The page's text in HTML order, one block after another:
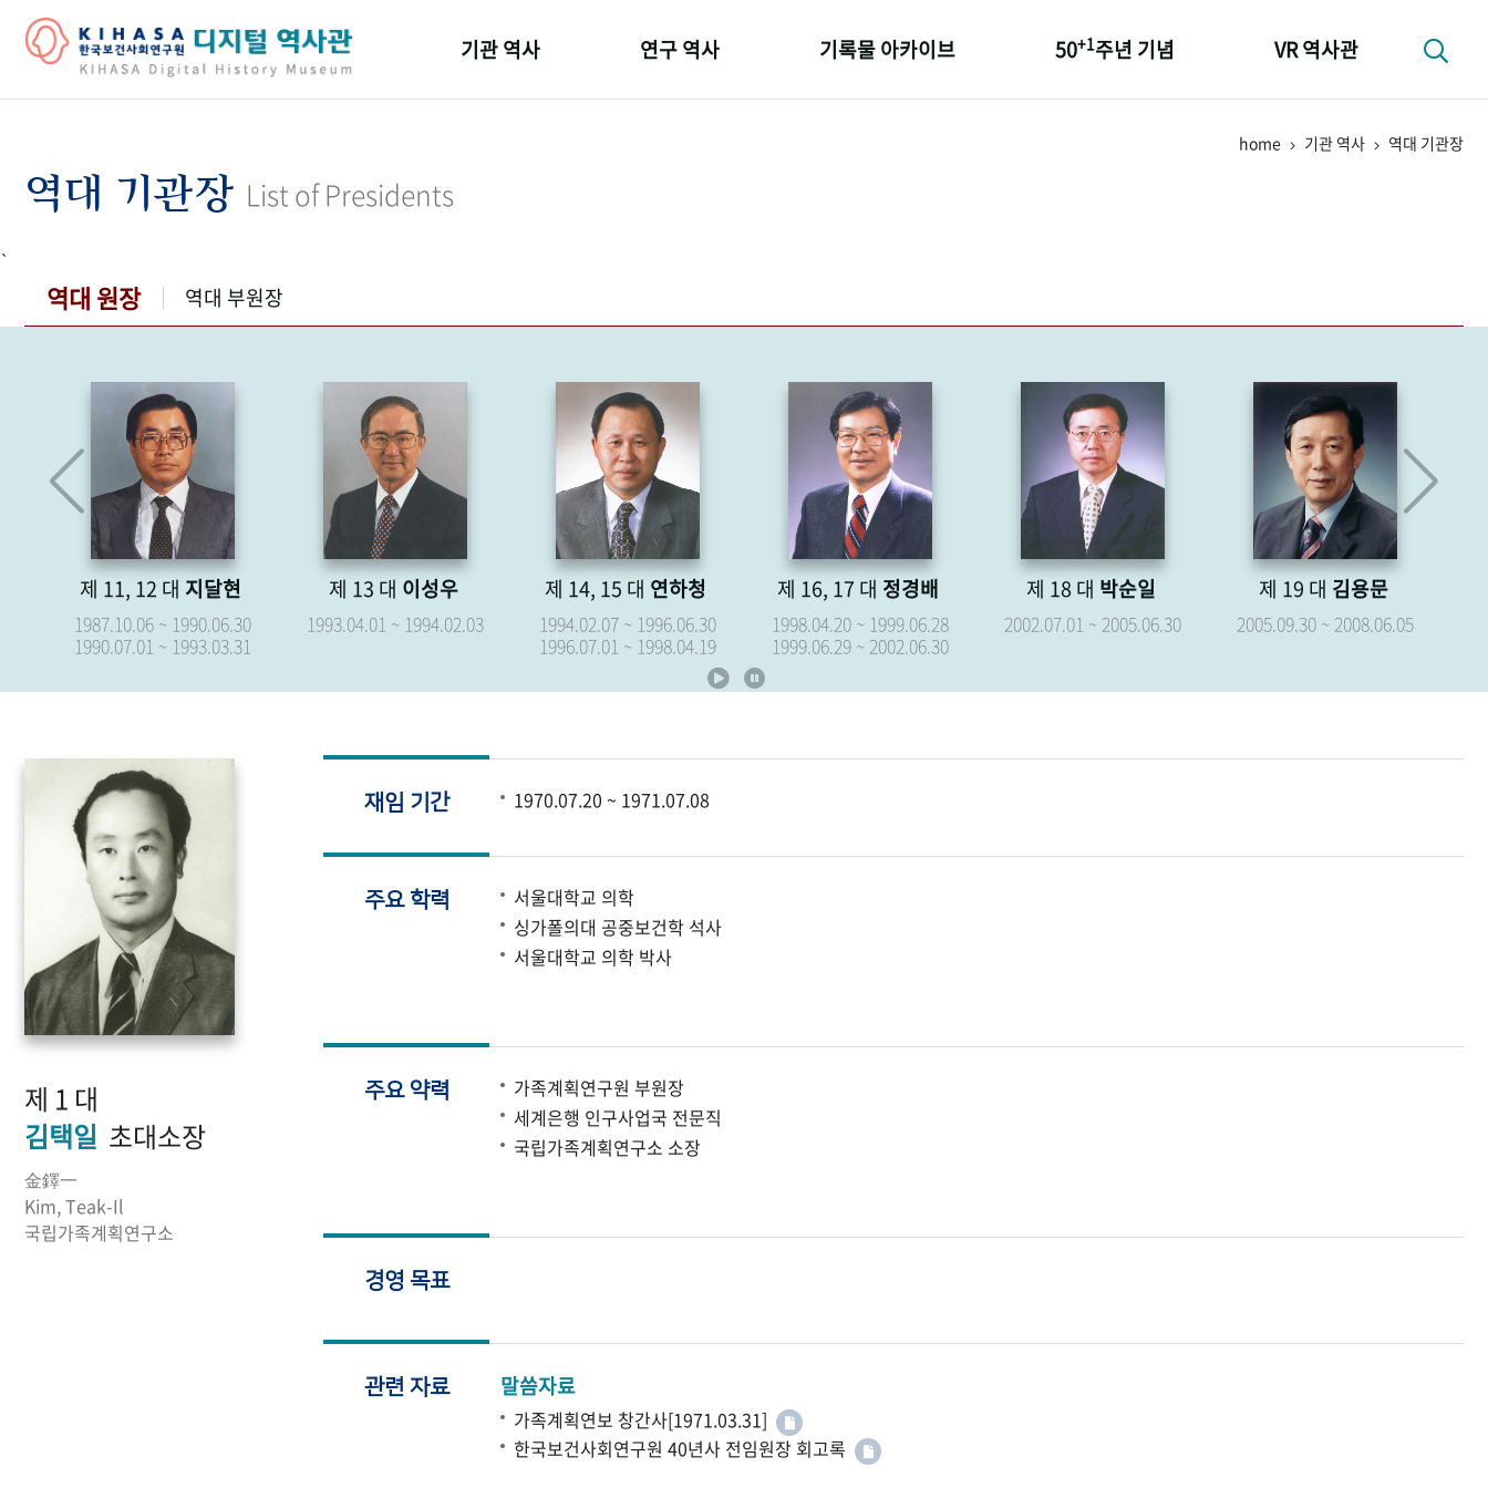
기관 역사 연구 역사 기록물 아카이브 50+1주년 기념 VR 역사관
home 기관 역사 역대 기관장
역대 기관장 List of Presidents
`
역대 원장 역대 부원장
제 11, 12 대 지달현
1987.10.06 ~ 1990.06.30
1990.07.01 ~ 1993.03.31
제 13 대 이성우
1993.04.01 ~ 1994.02.03
제 14, 15 대 연하청
1994.02.07 ~ 1996.06.30
1996.07.01 ~ 1998.04.19
제 16, 17 대 정경배
1998.04.20 ~ 1999.06.28
1999.06.29 ~ 2002.06.30
제 18 대 박순일
2002.07.01 ~ 2005.06.30
제 19 대 김용문
2005.09.30 ~ 2008.06.05
제 1 대
김택일 초대소장
金鐸一
Kim, Teak-Il
국립가족계획연구소
재임 기간 1970.07.20 ~ 1971.07.08
주요 학력
서울대학교 의학
싱가폴의대 공중보건학 석사
서울대학교 의학 박사
주요 약력
가족계획연구원 부원장
세계은행 인구사업국 전문직
국립가족계획연구소 소장
경영 목표
관련 자료 말씀자료
가족계획연보 창간사[1971.03.31]
한국보건사회연구원 40년사 전임원장 회고록